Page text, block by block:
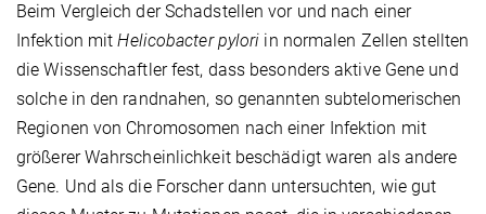
Beim Vergleich der Schadstellen vor und nach einer
Infektion mitHelicobacter pylori in normalen Zellen stellten
die Wissenschaftler fest, dass besonders aktive Gene und
solche in den randnahen, so genannten subtelomerischen
Regionen von Chromosomen nach einer Infektion mit
größerer Wahrscheinlichkeit beschädigt waren als andere
Gene. Und als die Forscher dann untersuchten, wie gut